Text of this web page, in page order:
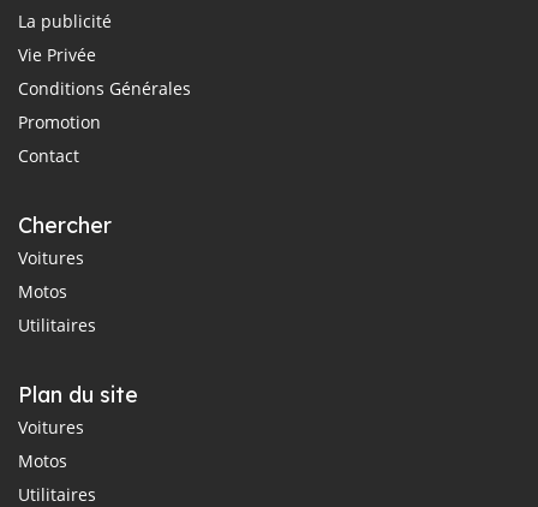
La publicité
Vie Privée
Conditions Générales
Promotion
Contact
Chercher
Voitures
Motos
Utilitaires
Plan du site
Voitures
Motos
Utilitaires